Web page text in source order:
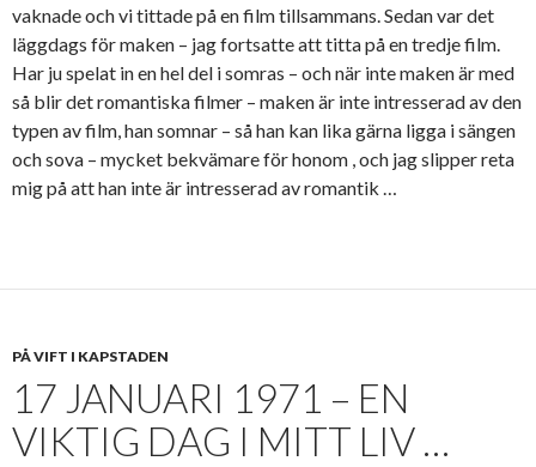
vaknade och vi tittade på en film tillsammans. Sedan var det
läggdags för maken – jag fortsatte att titta på en tredje film.
Har ju spelat in en hel del i somras – och när inte maken är med
så blir det romantiska filmer – maken är inte intresserad av den
typen av film, han somnar – så han kan lika gärna ligga i sängen
och sova – mycket bekvämare för honom , och jag slipper reta
mig på att han inte är intresserad av romantik …
PÅ VIFT I KAPSTADEN
17 JANUARI 1971 – EN
VIKTIG DAG I MITT LIV …